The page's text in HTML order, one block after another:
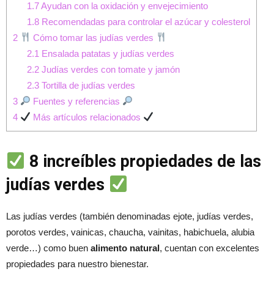
1.7Ayudan con la oxidación y envejecimiento
1.8Recomendadas para controlar el azúcar y colesterol
2
Cómo tomar las judías verdes
2.1 Ensalada patatas y judías verdes
2.2Judías verdes con tomate y jamón
2.3Tortilla de judías verdes
3
Fuentes y referencias
4
Más artículos relacionados
8 increíbles propiedades de las
judías verdes
Las judías verdes (también denominadas ejote, judías verdes,
porotos verdes, vainicas, chaucha, vainitas, habichuela, alubia
verde…) como buen alimento natural , cuentan con excelentes
propiedades para nuestro bienestar.